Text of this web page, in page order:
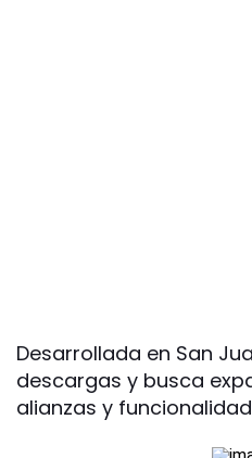
Desarrollada en San
descargas y busca
alianzas y